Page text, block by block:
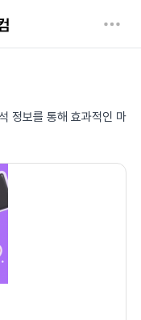
정보를 통해 효과적인 마